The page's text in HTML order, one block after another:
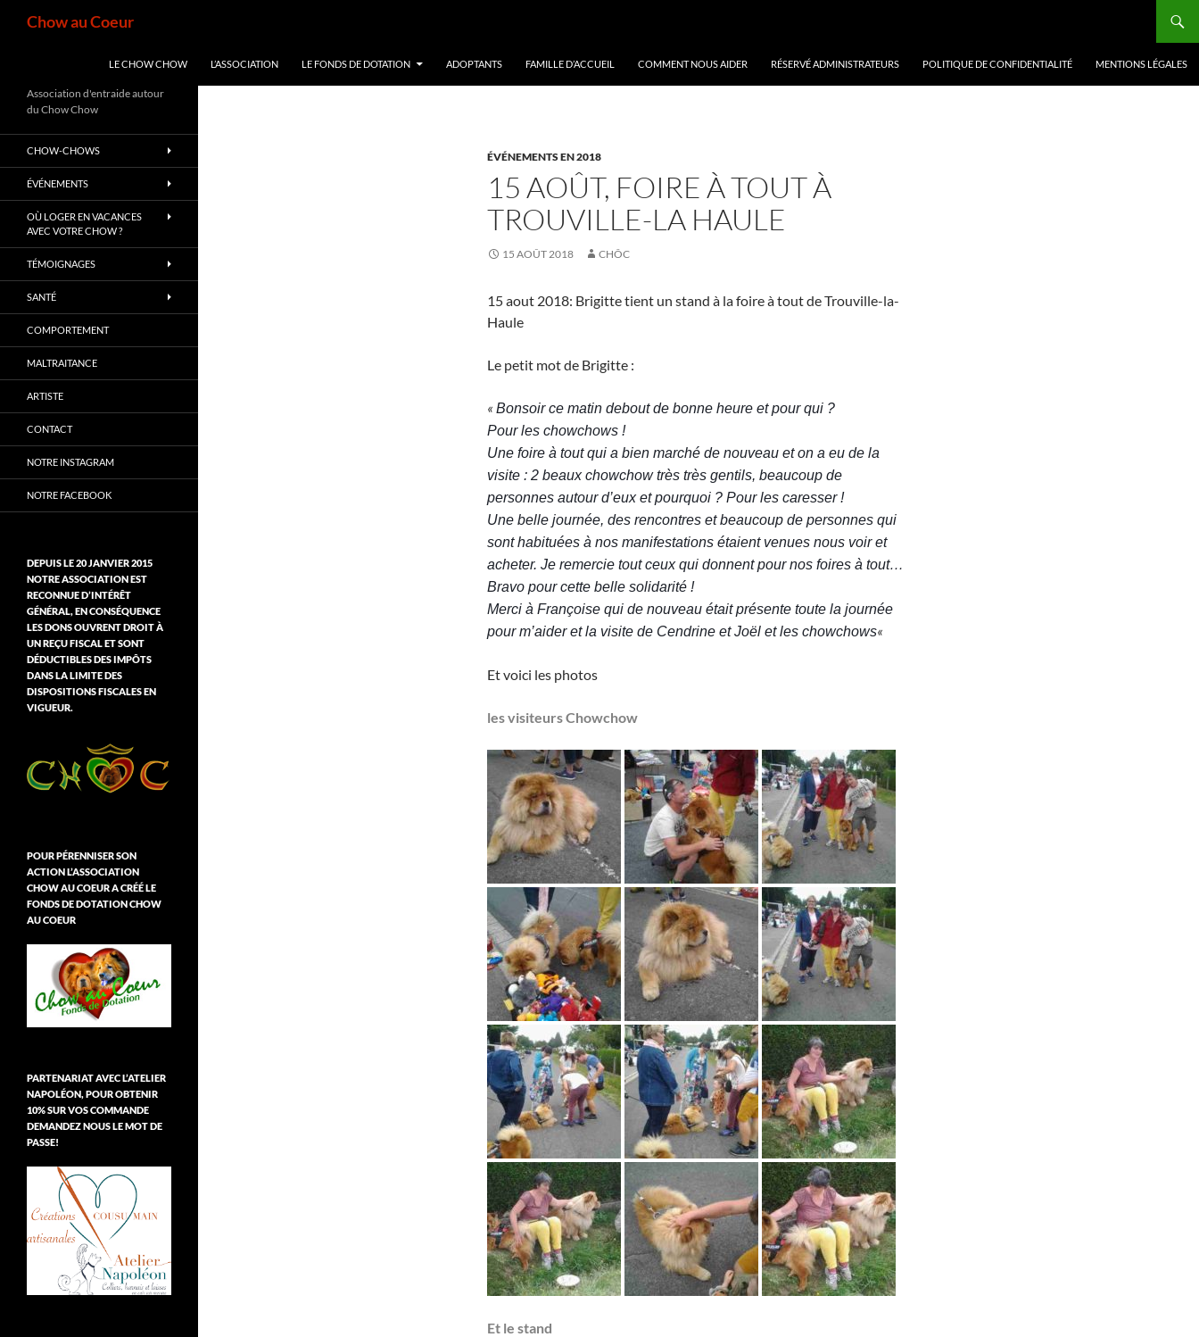
Chow au Coeur
LE CHOW CHOW L’ASSOCIATION LE FONDS DE DOTATION ADOPTANTS FAMILLE D’ACCUEIL COMMENT NOUS AIDER RÉSERVÉ ADMINISTRATEURS POLITIQUE DE CONFIDENTIALITÉ MENTIONS LÉGALES
ÉVÉNEMENTS EN 2018
15 AOÛT, FOIRE À TOUT À
TROUVILLE-LA HAULE
15 AOÛT 2018 CHÔC
15 aout 2018: Brigitte tient un stand à la foire à tout de Trouville-la-
Haule
Le petit mot de Brigitte :
« Bonsoir ce matin debout de bonne heure et pour qui ?
Pour les chowchows !
Une foire à tout qui a bien marché de nouveau et on a eu de la
visite : 2 beaux chowchow très très gentils, beaucoup de
personnes autour d’eux et pourquoi ? Pour les caresser !
Une belle journée, des rencontres et beaucoup de personnes qui
sont habituées à nos manifestations étaient venues nous voir et
acheter. Je remercie tout ceux qui donnent pour nos foires à tout…
Bravo pour cette belle solidarité !
Merci à Françoise qui de nouveau était présente toute la journée
pour m’aider et la visite de Cendrine et Joël et les chowchows«
Et voici les photos
les visiteurs Chowchow
Et le stand
Association d'entraide autour
du Chow Chow
CHOW-CHOWS
ÉVÉNEMENTS
OÙ LOGER EN VACANCES
AVEC VOTRE CHOW ?
TÉMOIGNAGES
SANTÉ
COMPORTEMENT
MALTRAITANCE
ARTISTE
CONTACT
NOTRE INSTAGRAM
NOTRE FACEBOOK
DEPUIS LE 20 JANVIER 2015
NOTRE ASSOCIATION EST
RECONNUE D’INTÉRÊT
GÉNÉRAL, EN CONSÉQUENCE
LES DONS OUVRENT DROIT À
UN REÇU FISCAL ET SONT
DÉDUCTIBLES DES IMPÔTS
DANS LA LIMITE DES
DISPOSITIONS FISCALES EN
VIGUEUR.
POUR PÉRENNISER SON
ACTION L’ASSOCIATION
CHOW AU COEUR A CRÉÉ LE
FONDS DE DOTATION CHOW
AU COEUR
PARTENARIAT AVEC L’ATELIER
NAPOLÉON, POUR OBTENIR
10% SUR VOS COMMANDE
DEMANDEZ NOUS LE MOT DE
PASSE!